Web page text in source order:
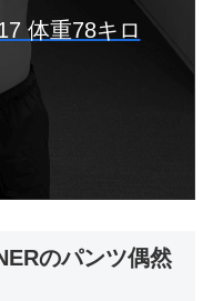
体重78キロ
のパンツ偶然